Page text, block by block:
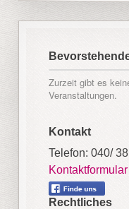
Zurzeit gibt es
Veranstaltungen.
Kontakt
Telefon: 040/
Kontaktformular
Rechtliches